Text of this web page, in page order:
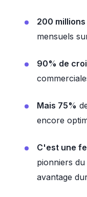
200
mensuels
90% de
Mais 75%
encore
C'est une
pionniers
avantage